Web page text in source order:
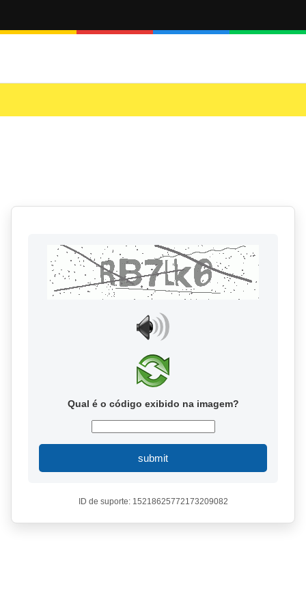
Qual é o código exibido na imagem?
submit
ID de suporte: 15218625772173209082